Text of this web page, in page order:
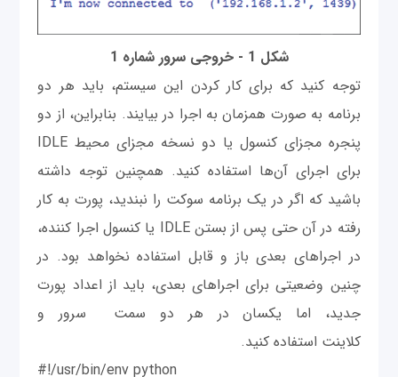
شکل 1 - خروجی سرور شماره 1
توجه کنید که برای کار کردن این سیستم، باید هر دو
برنامه به صورت همزمان به اجرا در بیایند. بنابراین، از دو
پنجره مجزای کنسول یا دو نسخه مجزای محیط IDLE
برای اجرای آن‌ها استفاده کنید. همچنین توجه داشته
باشید که اگر در یک برنامه سوکت را نبندید، پورت به کار
رفته در آن حتی پس از بستن IDLE یا کنسول اجرا کننده،
در اجراهای بعدی باز و قابل استفاده نخواهد بود. در
چنین وضعیتی برای اجراهای بعدی، باید از اعداد پورت
جدید، اما یکسان در هر دو سمت سرور و
کلاینت استفاده کنید.
#!/usr/bin/env python